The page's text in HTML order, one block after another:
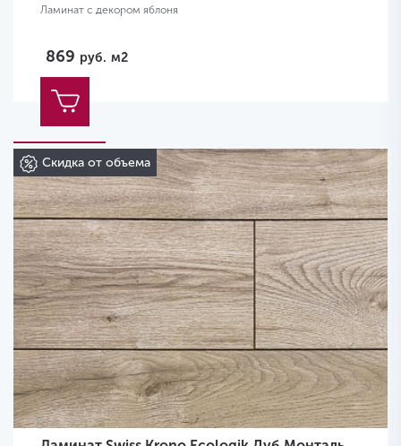
Ламинат с декором яблоня
869 руб. м2
Скидка от объема